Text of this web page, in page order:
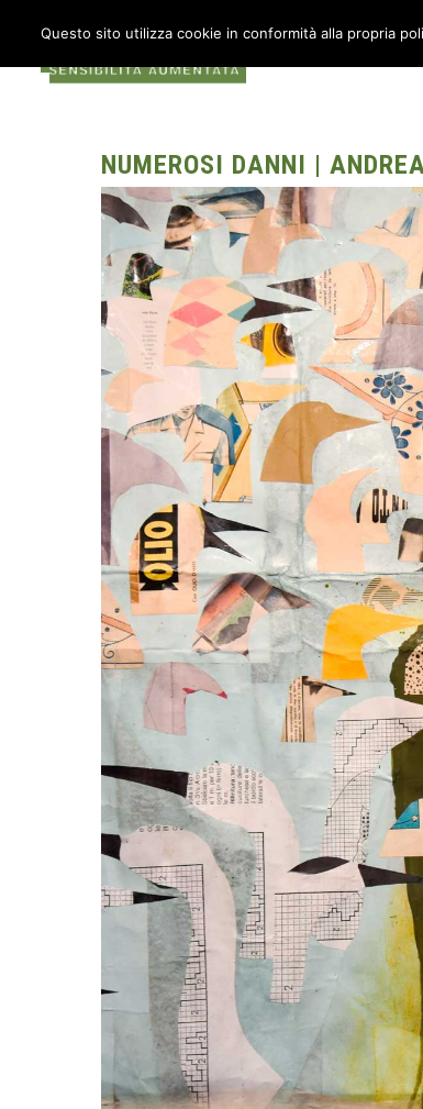
COS’È METABOX
NUMEROSI DANNI |
Questo sito utilizza cookie in conformità alla propria